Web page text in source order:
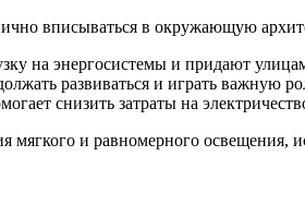
вписываться в окружающую
на энергосистемы и придают
развиваться и играть важную
снизить затраты на
и равномерного освещения,